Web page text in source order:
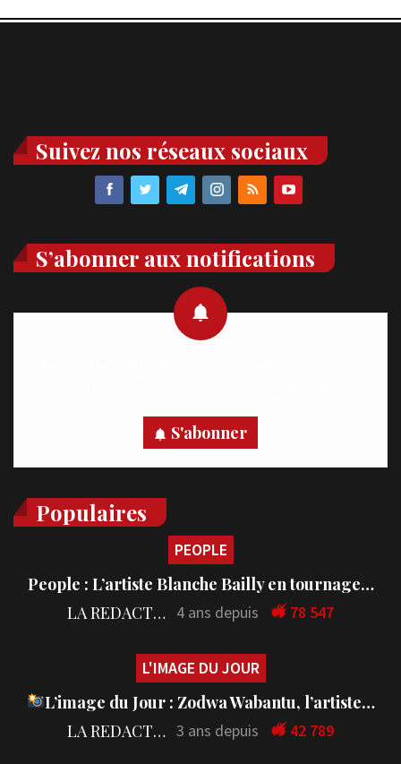
Suivez nos réseaux sociaux
S’abonner aux notifications
S'abonner
Populaires
PEOPLE
People : L’artiste Blanche Bailly en tournage…
LA REDACTION 4 ans depuis 78 547
L'IMAGE DU JOUR
L’image du Jour : Zodwa Wabantu, l’artiste…
LA REDACTION 3 ans depuis 42 789